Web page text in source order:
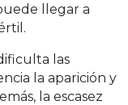
llegar a
las
la aparición y
la escasez